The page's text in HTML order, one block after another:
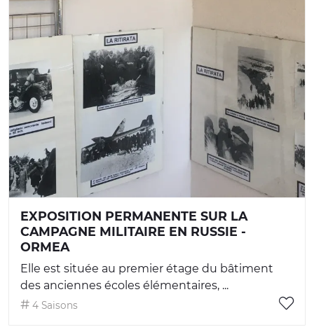
EXPOSITION PERMANENTE SUR LA
CAMPAGNE MILITAIRE EN RUSSIE -
ORMEA
Elle est située au premier étage du bâtiment
des anciennes écoles élémentaires, ...
4 Saisons